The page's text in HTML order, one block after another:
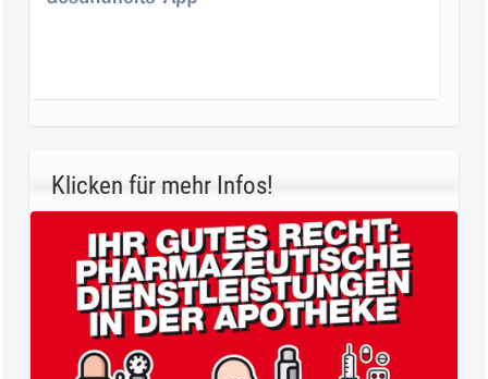
Klicken für mehr Infos!